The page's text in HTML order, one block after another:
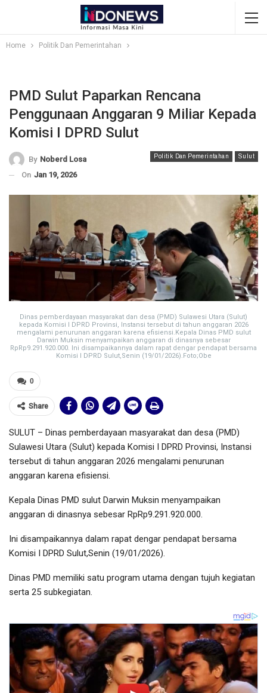
Home Politik Dan Pemerintahan
PMD Sulut Paparkan Rencana
Penggunaan Anggaran 9 Miliar Kepada
Komisi I DPRD Sulut
Politik Dan Pemerintahan Sulut
By Noberd Losa
On Jan 19, 2026
Dinas pemberdayaan masyarakat dan desa (PMD) Sulawesi Utara (Sulut)
kepada Komisi I DPRD Provinsi, Instansi tersebut di tahun anggaran 2026
mengalami penurunan anggaran karena efisiensi.Kepala Dinas PMD sulut
Darwin Muksin menyampaikan anggaran di dinasnya sebesar
RpRp9.291.920.000. Ini disampaikannya dalam rapat dengar pendapat bersama
Komisi I DPRD Sulut,Senin (19/01/2026).Foto;Obe
0
Share
SULUT – Dinas pemberdayaan masyarakat dan desa (PMD)
Sulawesi Utara (Sulut) kepada Komisi I DPRD Provinsi, Instansi
tersebut di tahun anggaran 2026 mengalami penurunan
anggaran karena efisiensi.
Kepala Dinas PMD sulut Darwin Muksin menyampaikan
anggaran di dinasnya sebesar RpRp9.291.920.000.
Ini disampaikannya dalam rapat dengar pendapat bersama
Komisi I DPRD Sulut,Senin (19/01/2026).
Dinas PMD memiliki satu program utama dengan tujuh kegiatan
serta 25 subkegiatan.